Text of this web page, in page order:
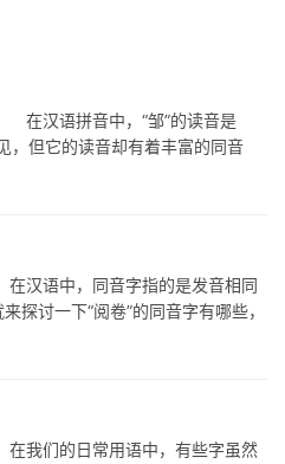
汉语拼音中，“邹”的读音是
，但它的读音却有着丰富的同音
语中，同音字指的是发音相同
探讨一下“阅卷”的同音字有哪些，
们的日常用语中，有些字虽然